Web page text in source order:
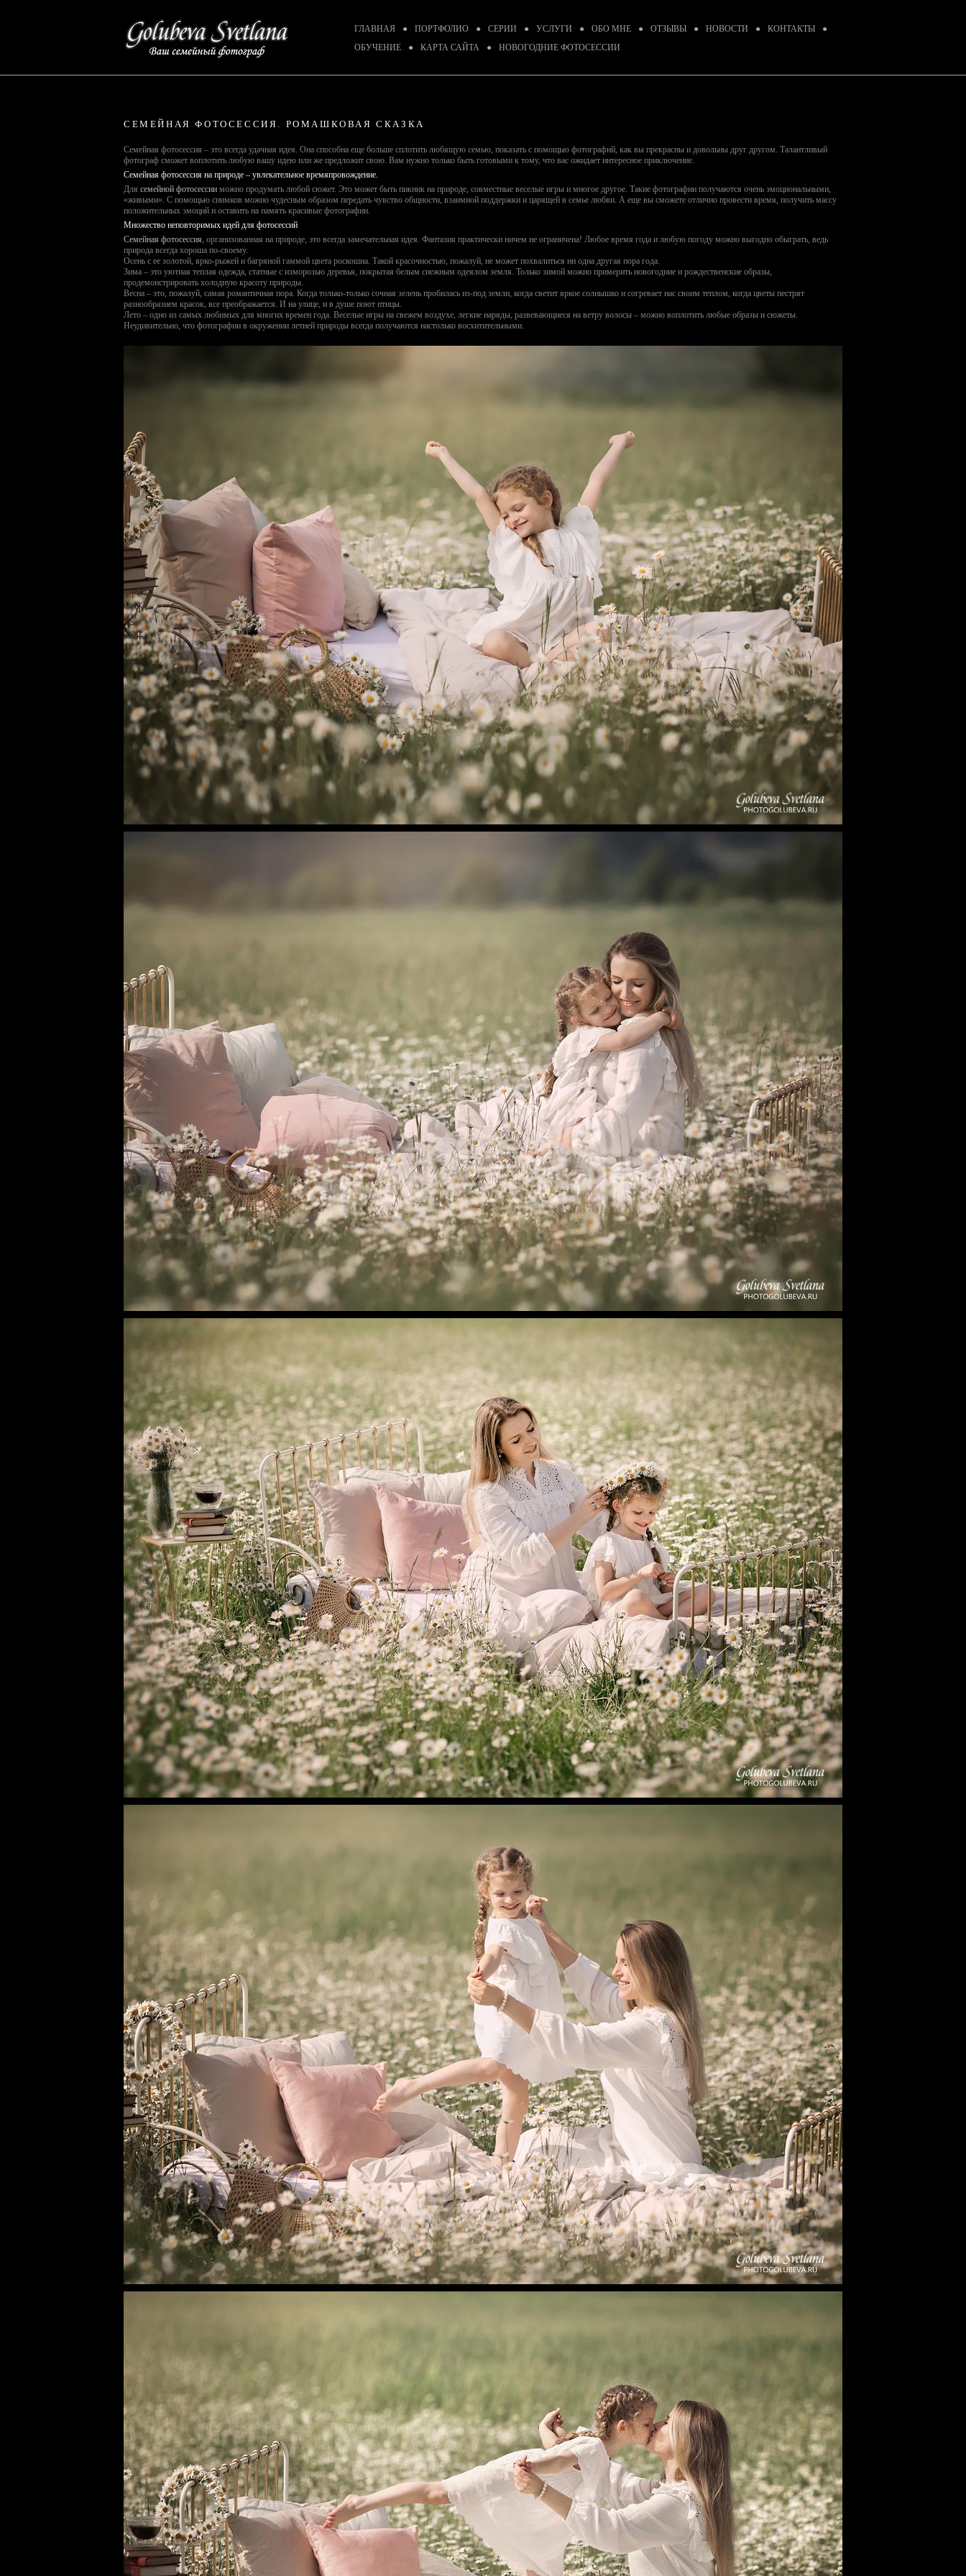
ГЛАВНАЯ ● ПОРТФОЛИО ● СЕРИИ ● УСЛУГИ ● ОБО МНЕ ● ОТЗЫВЫ ● НОВОСТИ ● КОНТАКТЫ
●
ОБУЧЕНИЕ
● КАРТА САЙТА ● НОВОГОДНИЕ ФОТОСЕССИИ
СЕМЕЙНАЯ ФОТОСЕССИЯ. РОМАШКОВАЯ СКАЗКА
Семейная фотосессия – это всегда удачная идея. Она способна еще больше сплотить любящую семью, показать с помощью фотографий, как вы прекрасны и довольны друг другом. Талантливый
фотограф сможет воплотить любую вашу идею или же предложит свою. Вам нужно только быть готовыми к тому, что вас ожидает интересное приключение.
Семейная фотосессия на природе – увлекательное времяпровождение.
Для семейной фотосессии можно продумать любой сюжет. Это может быть пикник на природе, совместные веселые игры и многое другое. Такие фотографии получаются очень эмоциональными,
«живыми». С помощью снимков можно чудесным образом передать чувство общности, взаимной поддержки и царящей в семье любви. А еще вы сможете отлично провести время, получить массу
положительных эмоций и оставить на память красивые фотографии.
Множество неповторимых идей для фотосессий
Семейная фотосессия , организованная на природе, это всегда замечательная идея. Фантазия практически ничем не ограничена! Любое время года и любую погоду можно выгодно обыграть, ведь
природа всегда хороша по-своему.
Осень с ее золотой, ярко-рыжей и багряной гаммой цвета роскошна. Такой красочностью, пожалуй, не может похвалиться ни одна другая пора года.
Зима – это уютная теплая одежда, статные с изморозью деревья, покрытая белым снежным одеялом земля. Только зимой можно примерить новогодние и рождественские образы,
продемонстрировать холодную красоту природы.
Весна – это, пожалуй, самая романтичная пора. Когда только-только сочная зелень пробилась из-под земли, когда светит яркое солнышко и согревает нас своим теплом, когда цветы пестрят
разнообразием красок, все преображается. И на улице, и в душе поют птицы.
Лето – одно из самых любимых для многих времен года. Веселые игры на свежем воздухе, легкие наряды, развевающиеся на ветру волосы – можно воплотить любые образы и сюжеты.
Неудивительно, что фотографии в окружении летней природы всегда получаются настолько восхитительными.